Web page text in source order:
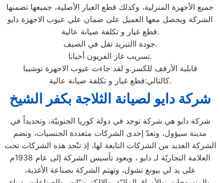
جميع الأجهزة المنزلية، وكذلك قطع الغيار الأصلية، جميعها تضمنها
الشركة ويحصل معها العميل على ضمان علي عيوب الاجهزة دايو
قطع غيار و تكلفة صيانة عالية.
جودة االتبريد تقل في الصيف.
تسريب غاز الفريون أحيانا.
قابلية الأرفف للكسر.و لقد جاءت عيوب الاجهزة توشيبا
كالتالي:قطع غيار و تكلفة صيانة عالية.
شركة دايو لصيانة الثلاجة بكفر الشيخ
شركة دايو هي شركة توجد في دولة كوريا الجنوبيّة، وتحديداً في
مدينة سيؤول، وتعدّ إحدى الشركات متعددة الجنسيات، وتضم
الشركة العديد من الشركات التابعة لها، إذ تتّحد هذه الشركات تحت
العلامة التجاريّة لـ دايو ، ويعود تأسيس الشركة إلى عام 1938م
على يد لي بيونغ تشول، وتهتم الشركة بصناعة الأغذية،